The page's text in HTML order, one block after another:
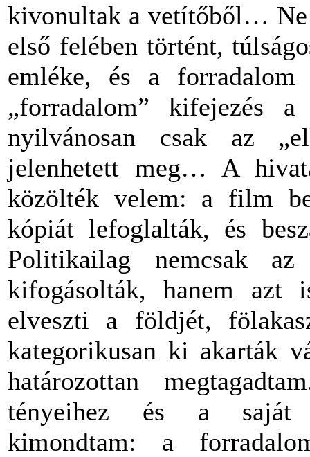
kivonultak a vetítőből… Ne
első felében történt,
emléke, és a
„forradalom” kifejezés
nyilvánosan csak az
jelenhetett meg… A
közölték velem: a film
kópiát lefoglalták, és
Politikailag nemcsak az
kifogásolták, hanem
elveszti a földjét,
kategorikusan ki akarták
határozottan
tényeihez és a saját
kimondtam: a